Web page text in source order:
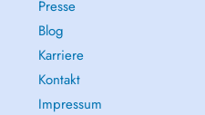
Presse
Blog
Karriere
Kontakt
Impressum